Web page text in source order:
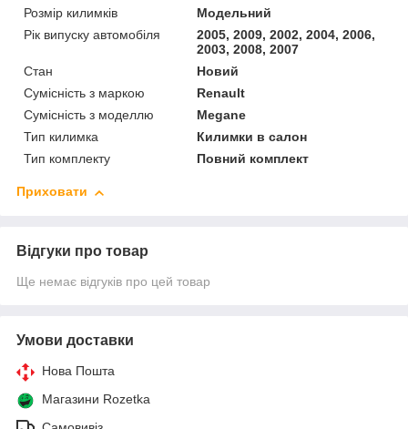
Розмір килимків
Модельний
Рік випуску автомобіля
2005, 2009, 2002, 2004, 2006,
2003, 2008, 2007
Стан
Новий
Сумісність з маркою
Renault
Сумісність з моделлю
Megane
Тип килимка
Килимки в салон
Тип комплекту
Повний комплект
Приховати
Відгуки про товар
Ще немає відгуків про цей товар
Умови доставки
Нова Пошта
Магазини Rozetka